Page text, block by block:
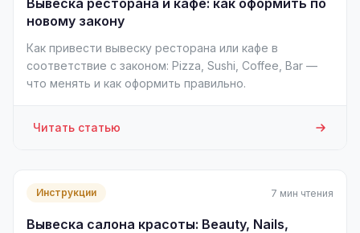
Вывеска ресторана и кафе: как оформить по
новому закону
Как привести вывеску ресторана или кафе в
соответствие с законом: Pizza, Sushi, Coffee, Bar —
что менять и как оформить правильно.
Читать статью
Инструкции 7 мин чтения
Вывеска салона красоты: Beauty, Nails,